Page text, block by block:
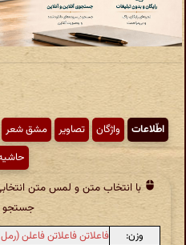
اطّلاعات واژگان تصاویر مشق شعر
با انتخاب متن و لمس متن
جستجو
وزن:
فاعلاتن فاعلاتن فاعلن